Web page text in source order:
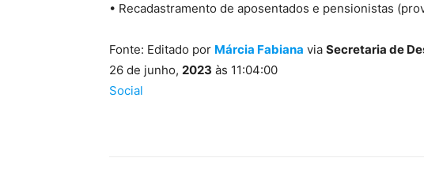
• Recadastramento de aposentados e pensionistas
Fonte: Editado por Márcia Fabiana via Secretaria de
26 de junho, 2023 às 11:04:00
Social